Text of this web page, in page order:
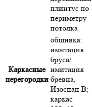
плинтус по
периметру
потолка
Каркасные
перегородки
обшивка:
имитация
бруса/
имитация
бревна,
Изоспан В;
каркас